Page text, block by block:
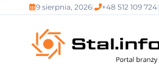
9 sierpnia, 2026| +48 512 109 724|